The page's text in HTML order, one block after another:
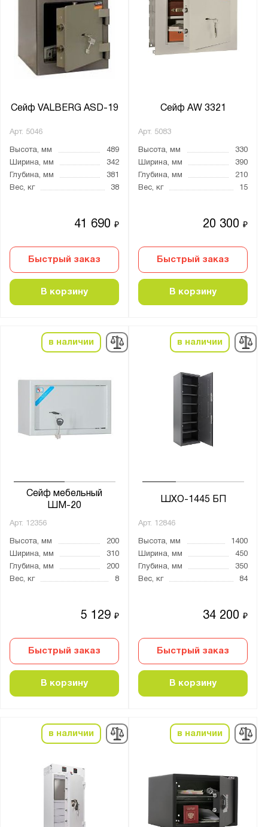
Сейф VALBERG ASD-19
Арт. 5046
Высота, мм
489
Ширина, мм
342
Глубина, мм
381
Вес, кг
38
41 690₽
Быстрый заказ
В корзину
Сейф AW 3321
Арт. 5083
Высота, мм
330
Ширина, мм
390
Глубина, мм
210
Вес, кг
15
20 300₽
Быстрый заказ
В корзину
в наличии
Сейф мебельный
ШМ-20
Арт. 12356
Высота, мм
200
Ширина, мм
310
Глубина, мм
200
Вес, кг
8
5 129₽
Быстрый заказ
В корзину
в наличии
ШХО-1445 БП
Арт. 12846
Высота, мм
1400
Ширина, мм
450
Глубина, мм
350
Вес, кг
84
34 200₽
Быстрый заказ
В корзину
в наличии в наличии